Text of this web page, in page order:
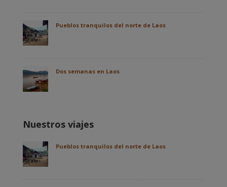
Pueblos tranquilos del norte de Laos
Dos semanas en Laos
Nuestros viajes
Pueblos tranquilos del norte de Laos